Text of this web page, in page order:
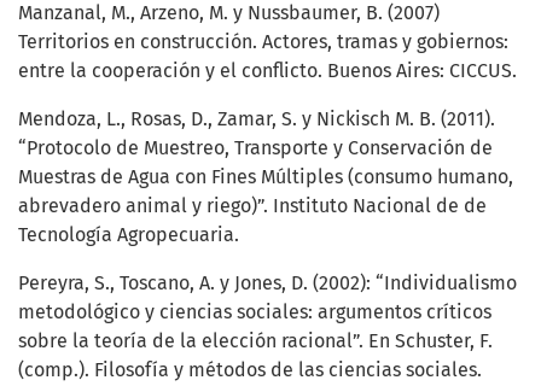
Manzanal, M., Arzeno, M. y Nussbaumer, B. (2007)
Territorios en construcción. Actores, tramas y gobiernos:
entre la cooperación y el conflicto. Buenos Aires: CICCUS.
Mendoza, L., Rosas, D., Zamar, S. y Nickisch M. B. (2011).
“Protocolo de Muestreo, Transporte y Conservación de
Muestras de Agua con Fines Múltiples (consumo humano,
abrevadero animal y riego)”. Instituto Nacional de de
Tecnología Agropecuaria.
Pereyra, S., Toscano, A. y Jones, D. (2002): “Individualismo
metodológico y ciencias sociales: argumentos críticos
sobre la teoría de la elección racional”. En Schuster, F.
(comp.). Filosofía y métodos de las ciencias sociales.